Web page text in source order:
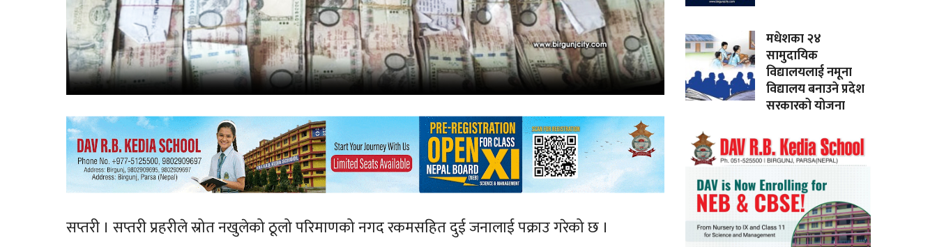
सप्तरी । सप्तरी प्रहरीले स्रोत नखुलेको ठूलो परिमाणको नगद रकमसहित दुई जनालाई पक्राउ गरेको छ ।
मधेशका २४
सामुदायिक
विद्यालयलाई नमूना
विद्यालय बनाउने प्रदेश
सरकारको योजना